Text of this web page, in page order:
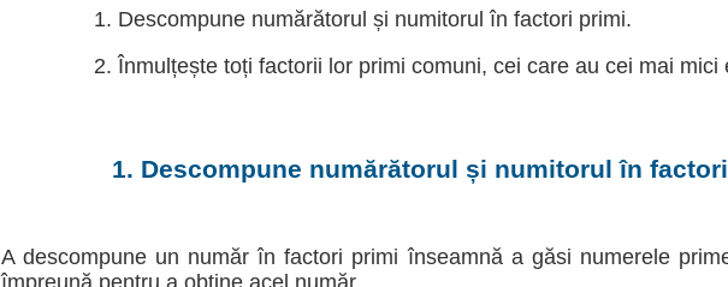
1. Descompune numărătorul și numitorul în factori primi.
2. Înmulțește toți factorii lor primi comuni, cei care au cei mai mici
1. Descompune numărătorul și numitorul în
A descompune un număr în factori primi înseamnă a găsi numerele
împreună pentru a obține acel număr.